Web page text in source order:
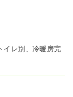
レ別、冷暖房完